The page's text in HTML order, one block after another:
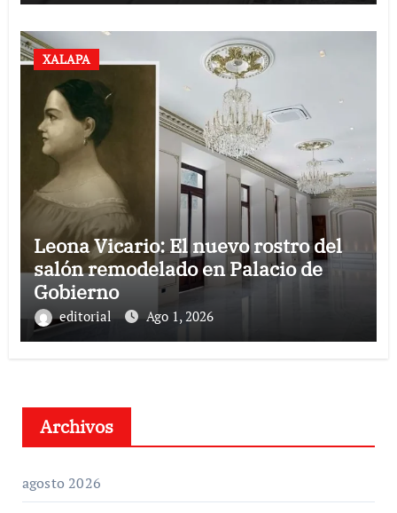
XALAPA
Leona Vicario: El nuevo rostro del
salón remodelado en Palacio de
Gobierno
editorial Ago 1, 2026
Archivos
agosto 2026